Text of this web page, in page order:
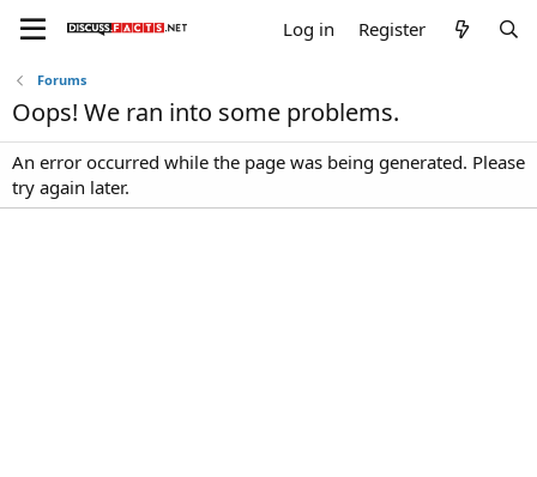
Log in Register
Forums
Oops! We ran into some problems.
An error occurred while the page was being generated. Please
try again later.